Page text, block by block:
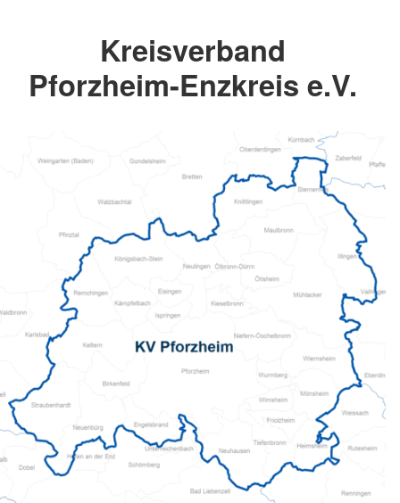
Kreisverband
Pforzheim-Enzkreis e.V.